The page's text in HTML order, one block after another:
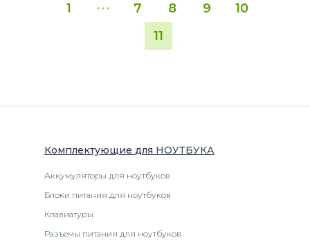
1 7 8 9
10
11
Комплектующие для НОУТБУКА
Аккумуляторы для ноутбуков
Блоки питания для ноутбуков
Клавиатуры
Разъемы питания для ноутбуков